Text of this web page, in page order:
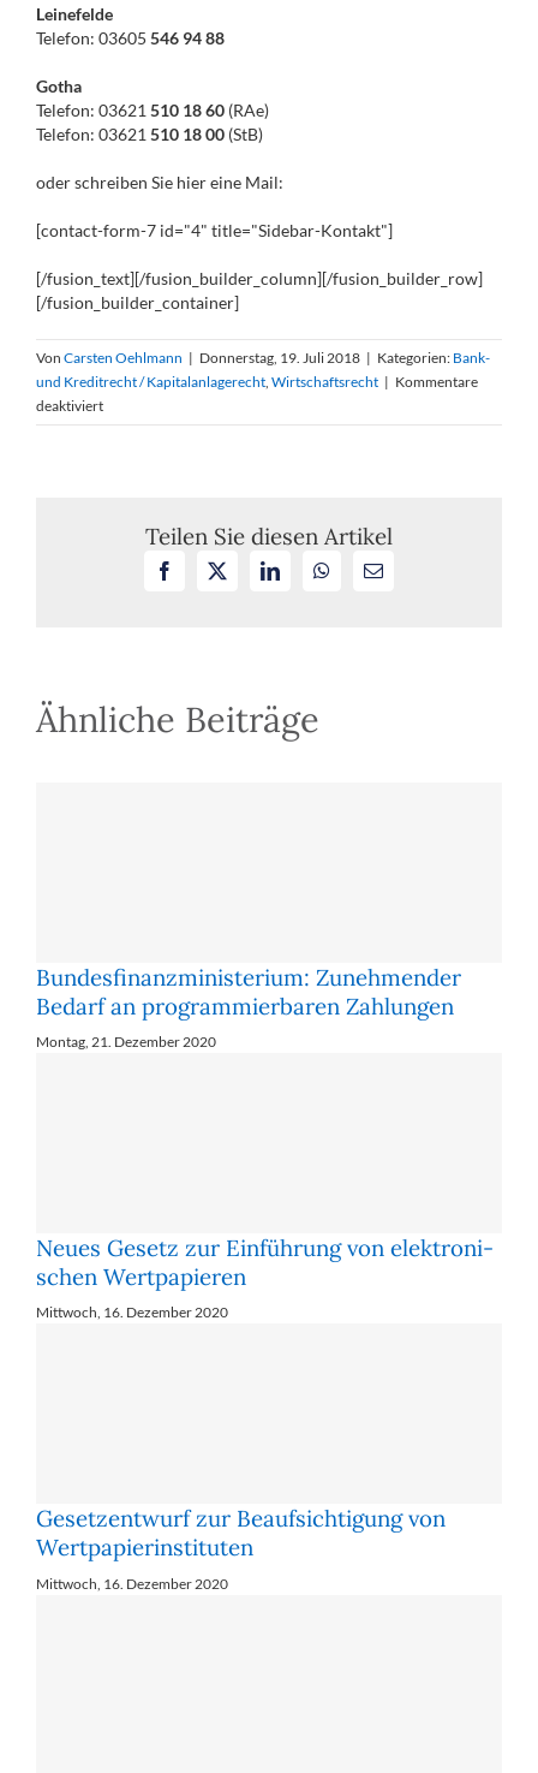
Leinefelde
Telefon: 03605 546 94 88
Gotha
Telefon: 03621 510 18 60 (RAe)
Telefon: 03621 510 18 00 (StB)
oder schreiben Sie hier eine Mail:
[contact-form-7 id="4" title="Sidebar-Kontakt"]
[/fusion_text][/fusion_builder_column][/fusion_builder_row]
[/fusion_builder_container]
Von Carsten Oehlmann | Donnerstag, 19. Juli 2018 | Kategorien: Bank-
und Kreditrecht / Kapitalanlagerecht Wirtschaftsrecht | Kommentare
deaktiviertfür
Anleger
Teilen Sie diesen Artikel
Facebook LinkedInWhatsApp
E-
Ähnliche Beiträge
Bundesfinanzministerium: Zu­neh­men­der
Be­darf an pro­gram­mier­ba­ren Zah­lun­gen
Montag, 21. Dezember 2020
Neues Ge­setz zur Ein­füh­rung von elek­tro­ni­
schen Wert­pa­pie­ren
Mittwoch, 16. Dezember 2020
Ge­setz­ent­wurf zur Be­auf­sich­ti­gung von
Wert­pa­pier­in­sti­tu­ten
Mittwoch, 16. Dezember 2020